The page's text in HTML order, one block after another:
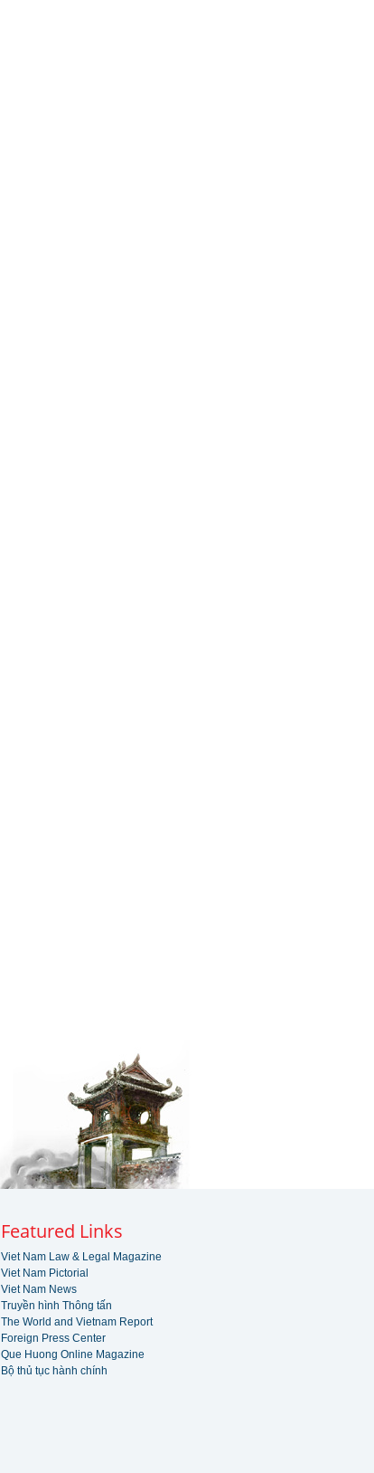
Featured Links
Viet Nam Law & Legal Magazine
Viet Nam Pictorial
Viet Nam News
Truyền hình Thông tấn
The World and Vietnam Report
Foreign Press Center
Que Huong Online Magazine
Bộ thủ tục hành chính